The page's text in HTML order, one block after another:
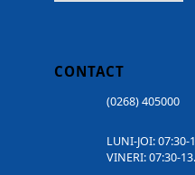
CONTACT
(0268) 405000
LUNI-JOI: 07:30-
VINERI: 07:30-